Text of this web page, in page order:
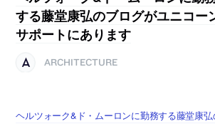
する藤堂康弘のブログがユニコー
サポートにあります
ARCHITECTURE
ヘルツォーク&ド・ムーロンに勤務する藤堂康